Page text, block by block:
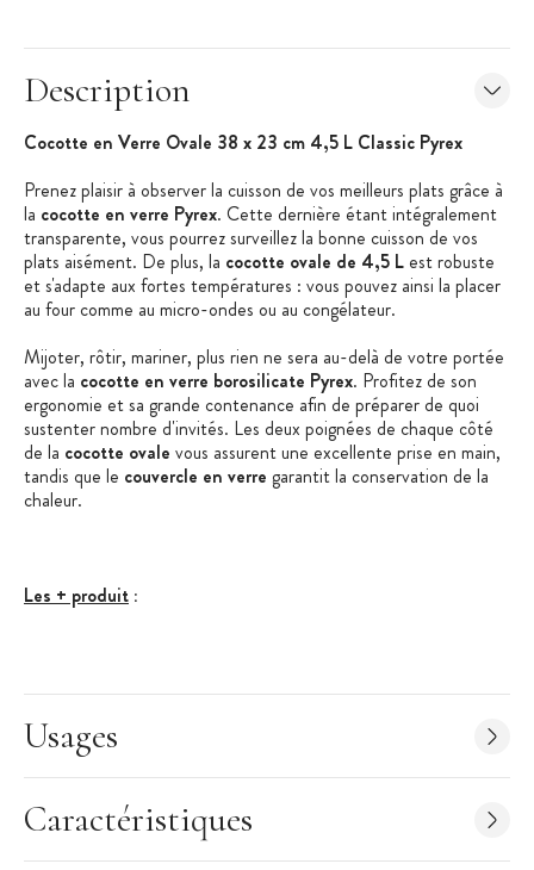
Description
Cocotte en Verre Ovale 38 x 23 cm 4,5 L Classic Pyrex
Prenez plaisir à observer la cuisson de vos meilleurs plats grâce à
la cocotte en verre Pyrex. Cette dernière étant intégralement
transparente, vous pourrez surveillez la bonne cuisson de vos
plats aisément. De plus, la cocotte ovale de 4,5 L est robuste
et s'adapte aux fortes températures : vous pouvez ainsi la placer
au four comme au micro-ondes ou au congélateur.
Mijoter, rôtir, mariner, plus rien ne sera au-delà de votre portée
avec la cocotte en verre borosilicate Pyrex. Profitez de son
ergonomie et sa grande contenance afin de préparer de quoi
sustenter nombre d'invités. Les deux poignées de chaque côté
de la cocotte ovale vous assurent une excellente prise en main,
tandis que le couvercle en verre garantit la conservation de la
chaleur.
Les + produit :
Origine France garantie
Caractéristiques de la Cocotte:
Cocotte ovale
verre borosilicate
Usages
Caractéristiques